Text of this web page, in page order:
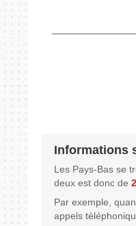
Informations
Les Pays-Bas se
deux est donc de
Par exemple,
appels